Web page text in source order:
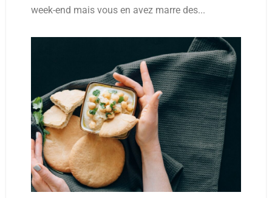
week-end mais vous en avez marre des...